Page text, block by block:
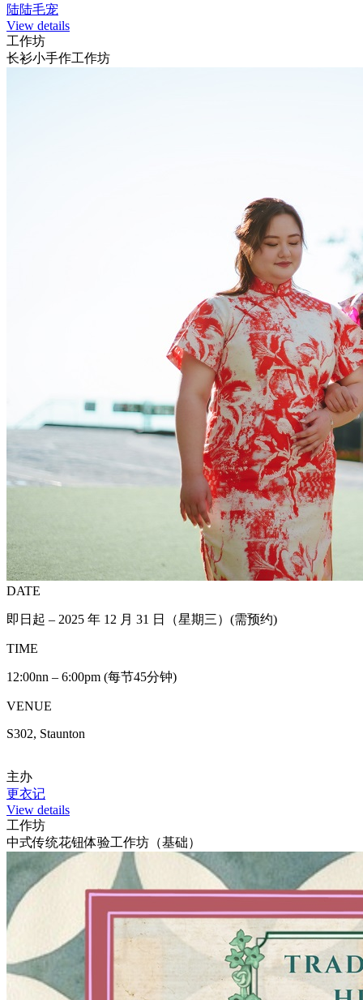
陆陆毛宠
View details
工作坊
长衫小手作工作坊
DATE
即日起 – 2025 年 12 月 31 日（星期三）(需预约)
TIME
12:00nn – 6:00pm (每节45分钟)
VENUE
S302, Staunton
主办
更衣记
View details
工作坊
中式传统花钮体验工作坊（基础）